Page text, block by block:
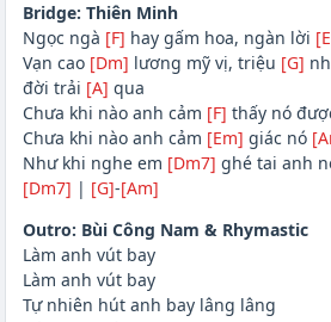
Bridge: Thiên Minh
Ngọc ngà [F] hay gấm hoa, ngàn lời
Vạn cao [Dm] lương mỹ vị, triệu [G]
đời trải [A] qua
Chưa khi nào anh cảm [F] thấy nó
Chưa khi nào anh cảm [Em] giác nó
Như khi nghe em [Dm7] ghé tai anh
[Dm7] | [G]-[Am]
Outro: Bùi Công Nam & Rhymastic
Làm anh vút bay
Làm anh vút bay
Tự nhiên hút anh bay lâng lâng